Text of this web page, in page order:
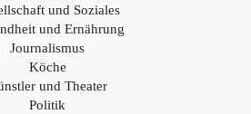
und Soziales
und Ernährung
Journalismus
Köche
und Theater
Politik